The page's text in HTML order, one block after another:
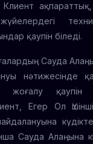
қаупін біледі.
Сауда
нәтижесінде
жоғалу қаупін
Егер Ол
Сауда Алаңына